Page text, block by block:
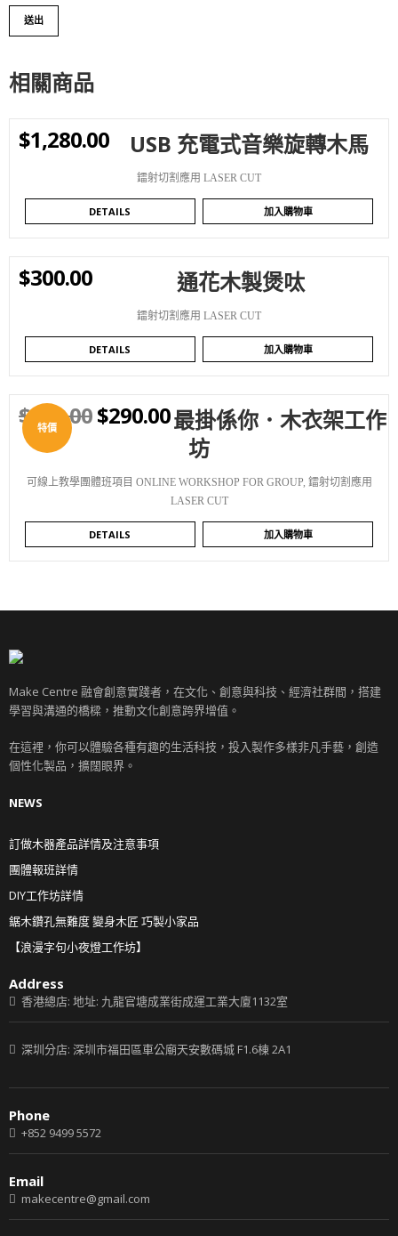
相關商品
WISHLIST
$1,280.00 USB 充電式音樂旋轉木馬
鐳射切割應用 LASER CUT
DETAILS 加入購物車
$300.00 通花木製煲呔
鐳射切割應用 LASER CUT
DETAILS 加入購物車
特價
WISHLIST
$350.00$290.00最掛係你．木衣架工作
坊
可線上教學團體班項目 ONLINE WORKSHOP FOR GROUP, 鐳射切割應用
LASER CUT
DETAILS 加入購物車
Make Centre 融會創意實踐者，在文化、創意與科技、經濟社群間，搭建
學習與溝通的橋樑，推動文化創意跨界增值。
在這裡，你可以體驗各種有趣的生活科技，投入製作多樣非凡手藝，創造
個性化製品，擴闊眼界。
NEWS
訂做木器產品詳情及注意事項
團體報班詳情
DIY工作坊詳情
鋸木鑽孔無難度 變身木匠 巧製小家品
【浪漫字句小夜燈工作坊】
Address
香港總店: 地址: 九龍官塘成業街成運工業大廈1132室
深圳分店: 深圳市福田區車公廟天安數碼城 F1.6棟 2A1
Phone
+852 9499 5572
Email
makecentre@gmail.com